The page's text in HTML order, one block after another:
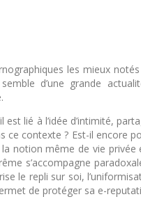
les mieux
d’une grande
est lié à l’idée d’intimité,
contexte ? Est-il encore
notion même de vie privée
s’accompagne
le repli sur soi,
de protéger sa e-